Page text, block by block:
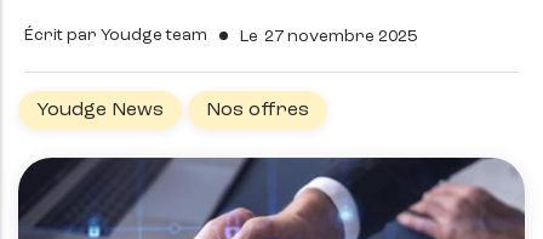
Écrit par Youdge team Le 27 novembre 2025
Youdge News Nos offres